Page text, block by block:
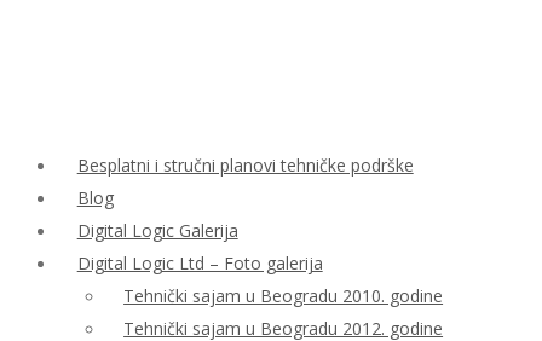
Besplatni i stručni planovi tehničke podrške
Blog
Digital Logic Galerija
Digital Logic Ltd – Foto galerija
Tehnički sajam u Beogradu 2010. godine
Tehnički sajam u Beogradu 2012. godine